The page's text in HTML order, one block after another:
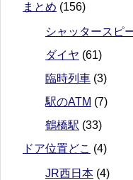
まとめ (156)
シャッタースピ
ダイヤ (61)
臨時列車 (3)
駅のATM (7)
鶴橋駅 (33)
ドア位置どこ (4)
JR西日本 (4)